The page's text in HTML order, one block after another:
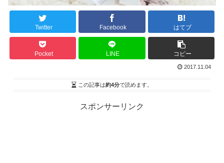
Twitter Facebook はてブ
Pocket LINE コピー
2017.11.04
この記事は約4分で読めます。
スポンサーリンク